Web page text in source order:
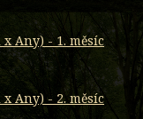
Any) - 1. měsíc
Any) - 2. měsíc